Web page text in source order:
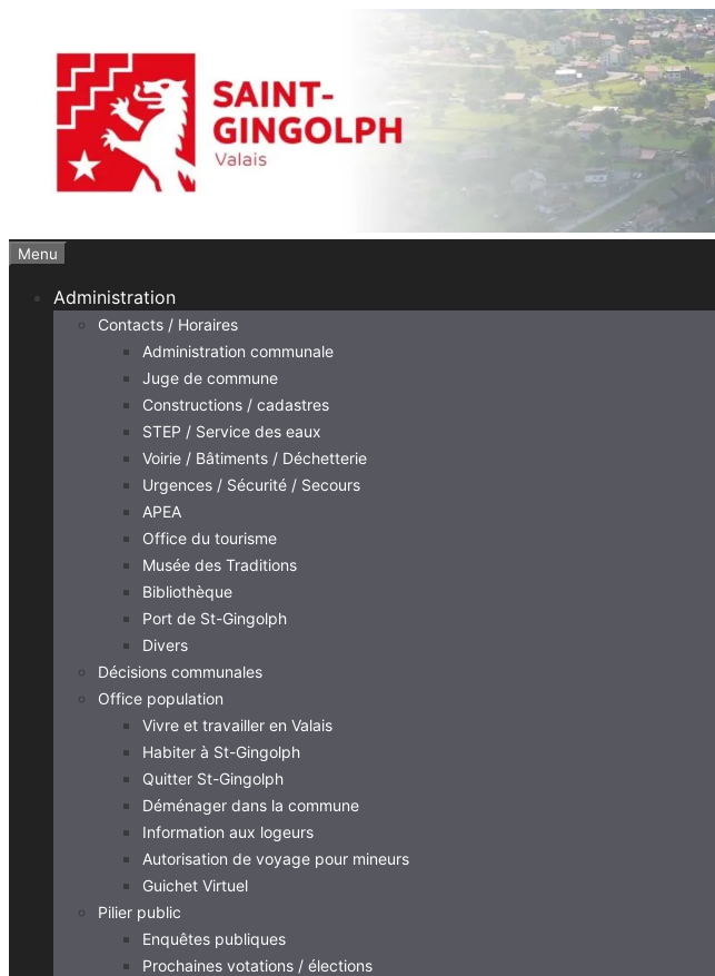
contenu
Menu
Administration
Contacts / Horaires
Administration communale
Juge de commune
Constructions / cadastres
STEP / Service des eaux
Voirie / Bâtiments / Déchetterie
Urgences / Sécurité / Secours
APEA
Office du tourisme
Musée des Traditions
Bibliothèque
Port de St-Gingolph
Divers
Décisions communales
Office population
Vivre et travailler en Valais
Habiter à St-Gingolph
Quitter St-Gingolph
Déménager dans la commune
Information aux logeurs
Autorisation de voyage pour mineurs
Guichet Virtuel
Pilier public
Enquêtes publiques
Prochaines votations / élections